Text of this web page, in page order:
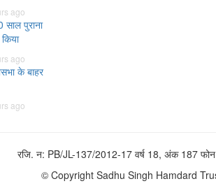
ago
साल पुराना
ago
के बाहर
ago
रजि. न: PB/JL-137/2012-17 वर्ष 18, अंक 187
© Copyright Sadhu Singh Hamdard